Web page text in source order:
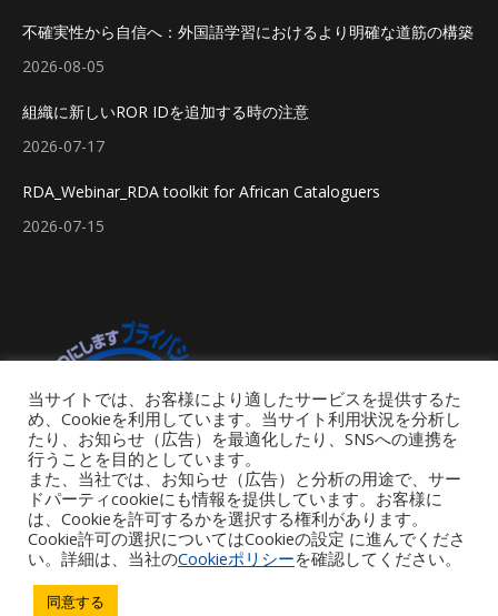
不確実性から自信へ：外国語学習におけるより明確な道筋の構築
2026-08-05
組織に新しいROR IDを追加する時の注意
2026-07-17
RDA_Webinar_RDA toolkit for African Cataloguers
2026-07-15
Copyright © 2026 iGroup Japan. All rights reserved. Powered by iGroup
当サイトでは、お客様により適したサービスを提供するた
め、Cookieを利用しています。当サイト利用状況を分析し
たり、お知らせ（広告）を最適化したり、SNSへの連携を
行うことを目的としています。
また、当社では、お知らせ（広告）と分析の用途で、サー
ドパーティcookieにも情報を提供しています。お客様に
は、Cookieを許可するかを選択する権利があります。
Cookie許可の選択についてはCookieの設定 に進んでくださ
い。詳細は、当社のCookieポリシーを確認してください。
同意する